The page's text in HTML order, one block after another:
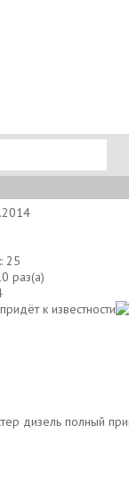
25
раз(а)
дизель полный